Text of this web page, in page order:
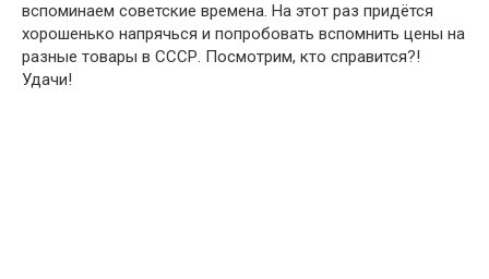
вспоминаем советские времена. На этот раз придётся
хорошенько напрячься и попробовать вспомнить цены на
разные товары в СССР. Посмотрим, кто справится?!
Удачи!